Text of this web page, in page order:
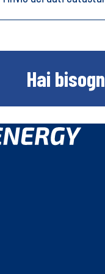
Hai